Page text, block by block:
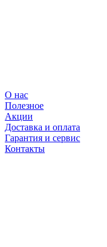
О нас
Полезное
Акции
Доставка и оплата
Гарантия и сервис
Контакты